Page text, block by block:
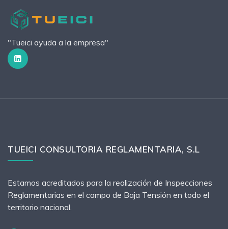
"Tueici ayuda a la empresa"
TUEICI CONSULTORIA REGLAMENTARIA, S.L
Estamos acreditados para la realización de Inspecciones
Reglamentarias en el campo de Baja Tensión en todo el
territorio nacional.